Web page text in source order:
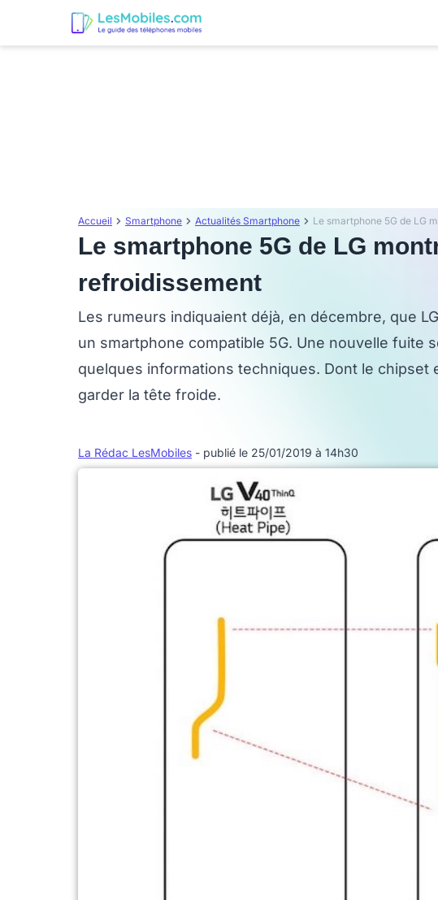
Accueil Smartphone Actualités Smartphone
Le smartphone 5G de LG
refroidissement
Les rumeurs indiquaient déjà, en décembre, que
un smartphone compatible 5G. Une nouvelle fuite
quelques informations techniques. Dont le chipset
garder la tête froide.
La Rédac LesMobiles - publié le 25/01/2019 à 14h30